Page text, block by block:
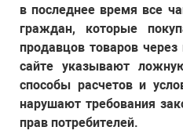
в последнее время все
граждан, которые
продавцов товаров
сайте указывают
способы расчетов и
нарушают требования
прав потребителей.